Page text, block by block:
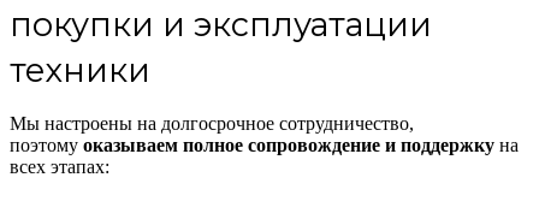
покупки и эксплуатации
техники
Мы настроены на долгосрочное сотрудничество,
поэтому оказываем полное сопровождение и поддержку на
всех этапах: